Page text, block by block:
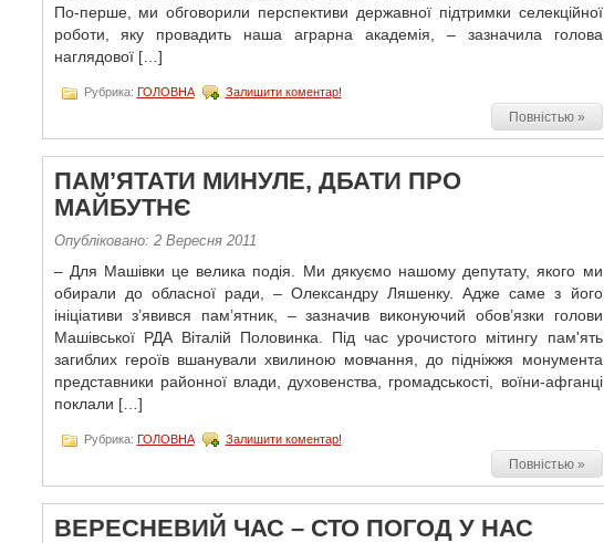
По-перше, ми обговорили перспективи державної підтримки селекційної
роботи, яку провадить наша аграрна академія, – зазначила голова
наглядової […]
Рубрика: ГОЛОВНА Залишити коментар!
Повністью »
ПАМ’ЯТАТИ МИНУЛЕ, ДБАТИ ПРО
МАЙБУТНЄ
Опубліковано: 2 Вересня 2011
– Для Машівки це велика подія. Ми дякуємо нашому депутату, якого ми
обирали до обласної ради, – Олександру Ляшенку. Адже саме з його
ініціативи з’явився пам’ятник, – зазначив виконуючий обов’язки голови
Машівської РДА Віталій Половинка. Під час урочистого мітингу пам'ять
загиблих героїв вшанували хвилиною мовчання, до підніжжя монумента
представники районної влади, духовенства, громадськості, воїни-афганці
поклали […]
Рубрика: ГОЛОВНА Залишити коментар!
Повністью »
ВЕРЕСНЕВИЙ ЧАС – СТО ПОГОД У НАС